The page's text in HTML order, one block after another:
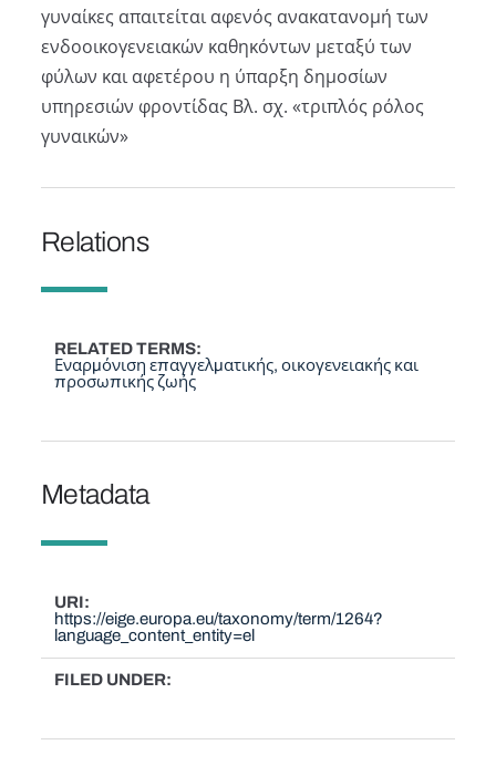
γυναίκες απαιτείται αφενός ανακατανομή των
ενδοοικογενειακών καθηκόντων μεταξύ των
φύλων και αφετέρου η ύπαρξη δημοσίων
υπηρεσιών φροντίδας Βλ. σχ. «τριπλός ρόλος
γυναικών»
Relations
RELATED TERMS
Εναρμόνιση επαγγελματικής, οικογενειακής και
προσωπικής ζωής
Metadata
URI
https://eige.europa.eu/taxonomy/term/1264?
language_content_entity=el
FILED UNDER